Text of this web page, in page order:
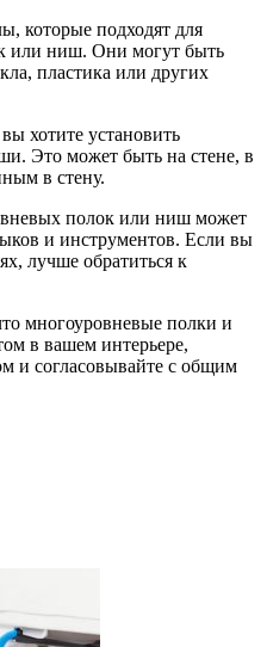
которые подходят для
или ниш. Они могут быть
пластика или других
хотите установить
Это может быть на стене, в
в стену.
полок или ниш может
и инструментов. Если вы
лучше обратиться к
многоуровневые полки и
в вашем интерьере,
и согласовывайте с общим